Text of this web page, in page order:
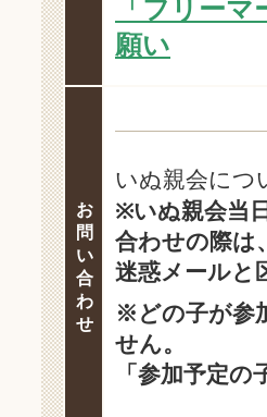
「フリー
願い
お
問
い
合
わ
せ
いぬ親会につ
※いぬ親会当
合わせの際は
迷惑メールと
※どの子が参
せん。
「参加予定